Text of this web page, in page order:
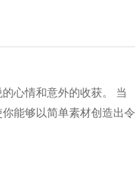
心情和意外的收获。 当
能够以简单素材创造出令